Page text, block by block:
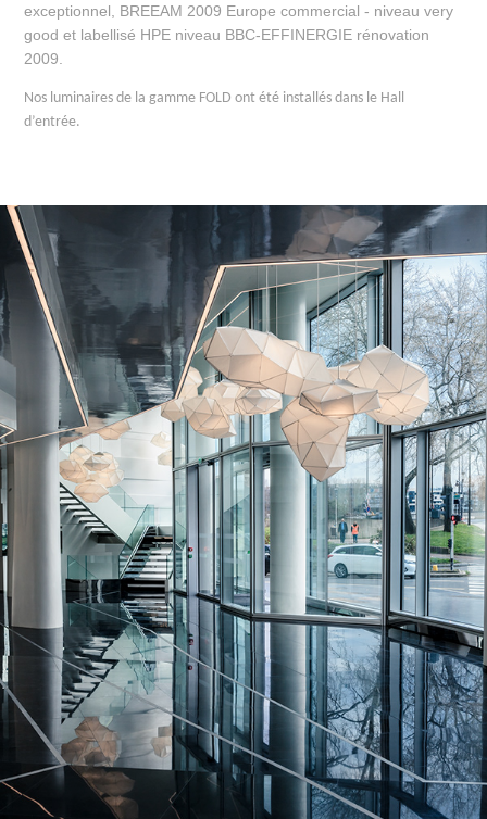
exceptionnel, BREEAM 2009 Europe commercial - niveau very
good et labellisé HPE niveau BBC-EFFINERGIE rénovation
2009.
Nos luminaires de la gamme FOLD ont été installés dans le Hall
d’entrée.